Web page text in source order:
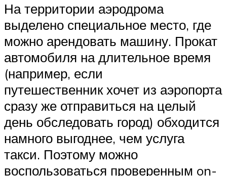
На территории аэродрома
выделено специальное место, где
можно арендовать машину. Прокат
автомобиля на длительное время
(например, если
путешественник хочет из аэропорта
сразу же отправиться на целый
день обследовать город) обходится
намного выгоднее, чем услуга
такси. Поэтому можно
воспользоваться проверенным on-